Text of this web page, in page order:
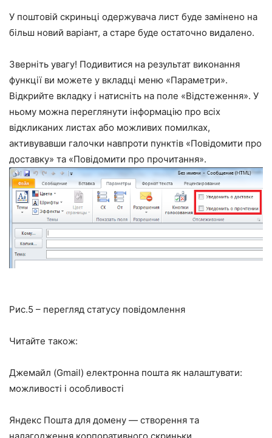
У поштовій скриньці одержувача лист буде замінено на
більш новий варіант, а старе буде остаточно видалено.
Зверніть увагу! Подивитися на результат виконання
функції ви можете у вкладці меню «Параметри».
Відкрийте вкладку і натисніть на поле «Відстеження». У
ньому можна переглянути інформацію про всіх
відкликаних листах або можливих помилках,
активувавши галочки навпроти пунктів «Повідомити про
доставку» та «Повідомити про прочитання».
Рис.5 – перегляд статусу повідомлення
Читайте також:
Джемайл (Gmail) електронна пошта як налаштувати:
можливості і особливості
Яндекс Пошта для домену — створення та